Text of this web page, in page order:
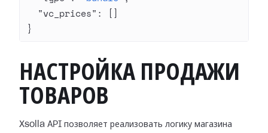
  "vc_prices"
: []
}
НАСТРОЙКА ПРОДАЖИ
ТОВАРОВ
Xsolla API позволяет реализовать логику магазина